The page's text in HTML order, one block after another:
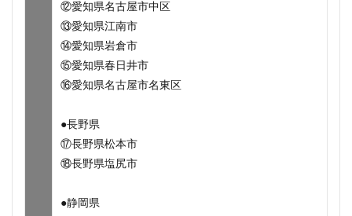
⑫愛知県名古屋市中区
⑬愛知県江南市
⑭愛知県岩倉市
⑮愛知県春日井市
⑯愛知県名古屋市名東区
●長野県
⑰長野県松本市
⑱長野県塩尻市
●静岡県